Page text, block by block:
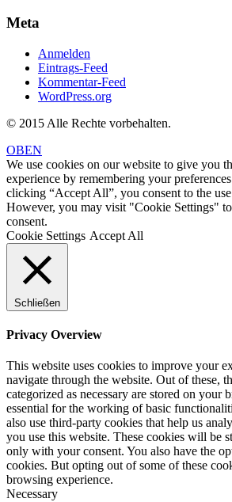
Meta
Anmelden
Eintrags-Feed
Kommentar-Feed
WordPress.org
© 2015 Alle Rechte vorbehalten.
OBEN
We use cookies on our website to give you
experience by remembering your
clicking “Accept All”, you consent to the
However, you may visit "Cookie Settings"
consent.
Cookie Settings Accept All
Schließen
Privacy Overview
This website uses cookies to improve your
navigate through the website. Out of these,
categorized as necessary are stored on your
essential for the working of basic
also use third-party cookies that help us
you use this website. These cookies will be
only with your consent. You also have the
cookies. But opting out of some of these
browsing experience.
Necessary